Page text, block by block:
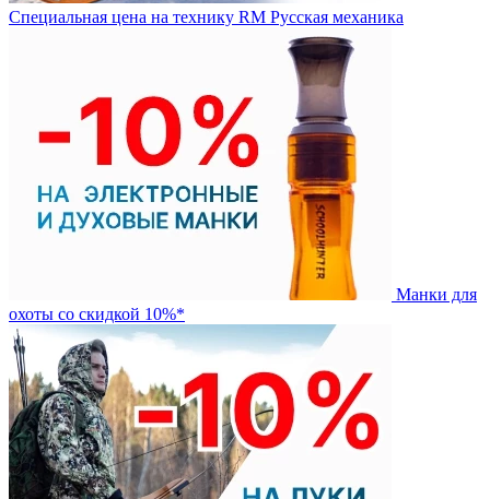
Специальная цена на технику RM Русская механика
Манки для
охоты со скидкой 10%*